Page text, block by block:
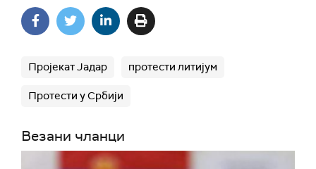
Пројекат Јадар протести литијум
Протести у Србији
Везани чланци